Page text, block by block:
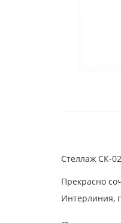
Стеллаж СК-
Прекрасно
Интерлиния,